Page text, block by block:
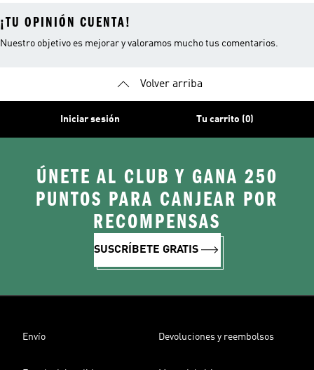
¡TU OPINIÓN CUENTA!
Nuestro objetivo es mejorar y valoramos mucho tus comentarios.
Volver arriba
Iniciar sesión Tu carrito (0)
ÚNETE AL CLUB Y GANA 250
PUNTOS PARA CANJEAR POR
RECOMPENSAS
SUSCRÍBETE GRATIS
Envío Devoluciones y reembolsos